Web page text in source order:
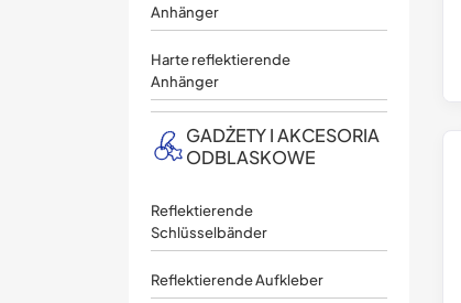
Anhänger
Harte reflektierende
Anhänger
GADŻETY I AKCESORIA
ODBLASKOWE
Reflektierende
Schlüsselbänder
Reflektierende Aufkleber